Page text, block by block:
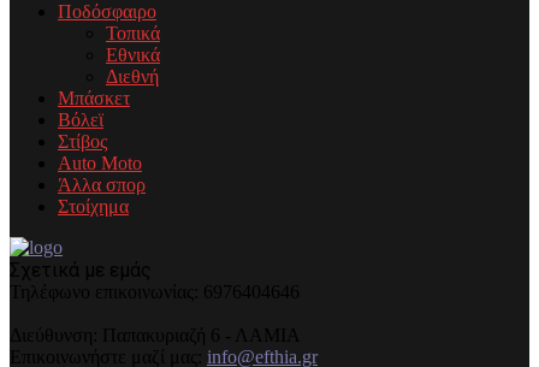
Ποδόσφαιρο
Τοπικά
Εθνικά
Διεθνή
Μπάσκετ
Βόλεϊ
Στίβος
Auto Moto
Άλλα σπορ
Στοίχημα
Σχετικά με εμάς
Τηλέφωνo επικοινωνίας: 6976404646
Διεύθυνση: Παπακυριαζή 6 - ΛΑΜΙΑ
Επικοινωνήστε μαζί μας: info@efthia.gr